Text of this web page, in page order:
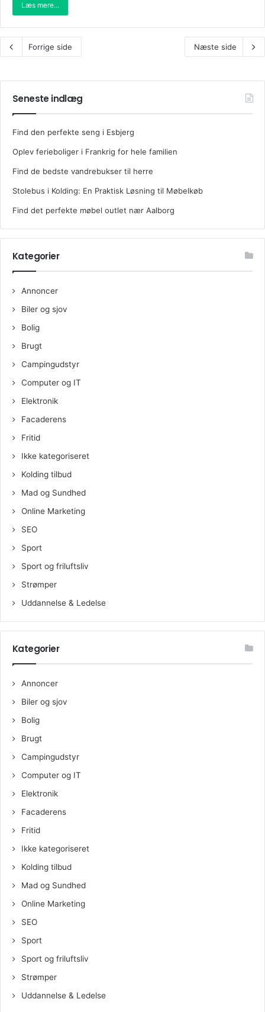
Læs mere...
Forrige side Næste side
Seneste indlæg
Find den perfekte seng i Esbjerg
Oplev ferieboliger i Frankrig for hele familien
Find de bedste vandrebukser til herre
Stolebus i Kolding: En Praktisk Løsning til Møbelkøb
Find det perfekte møbel outlet nær Aalborg
Kategorier
Annoncer
Biler og sjov
Bolig
Brugt
Campingudstyr
Computer og IT
Elektronik
Facaderens
Fritid
Ikke kategoriseret
Kolding tilbud
Mad og Sundhed
Online Marketing
SEO
Sport
Sport og friluftsliv
Strømper
Uddannelse & Ledelse
Kategorier
Annoncer
Biler og sjov
Bolig
Brugt
Campingudstyr
Computer og IT
Elektronik
Facaderens
Fritid
Ikke kategoriseret
Kolding tilbud
Mad og Sundhed
Online Marketing
SEO
Sport
Sport og friluftsliv
Strømper
Uddannelse & Ledelse